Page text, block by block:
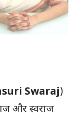
Swaraj)
और स्वराज